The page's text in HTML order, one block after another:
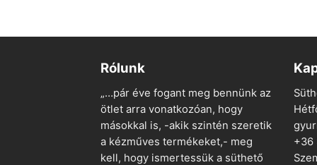
Rólunk
„…pár éve fogant meg bennünk az
ötlet arra vonatkozóan, hogy
másokkal is, -akik szintén szeretik
a kézműves termékeket,- meg
kell, hogy ismertessük a süthető
+36